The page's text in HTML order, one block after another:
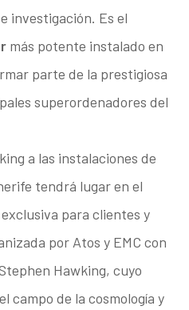
investigación. Es el
más potente instalado en
parte de la prestigiosa
superordenadores del
a las instalaciones de
tendrá lugar en el
para clientes y
por Atos y EMC con
Hawking, cuyo
campo de la cosmología y